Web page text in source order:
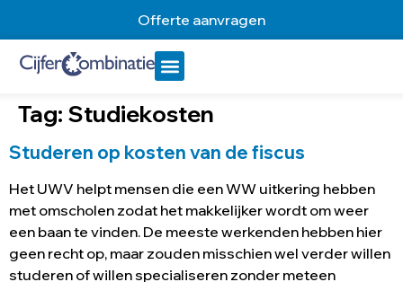
Offerte aanvragen
Tag: Studiekosten
Studeren op kosten van de fiscus
Het UWV helpt mensen die een WW uitkering hebben
met omscholen zodat het makkelijker wordt om weer
een baan te vinden. De meeste werkenden hebben hier
geen recht op, maar zouden misschien wel verder willen
studeren of willen specialiseren zonder meteen